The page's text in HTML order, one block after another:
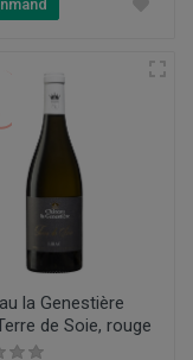
la Genestière
de Soie, rouge